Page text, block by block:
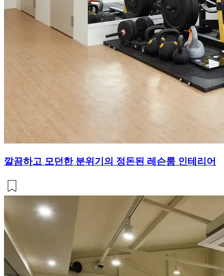
깔끔하고 모던한 분위기의 정돈된 레슨룸 인테리어